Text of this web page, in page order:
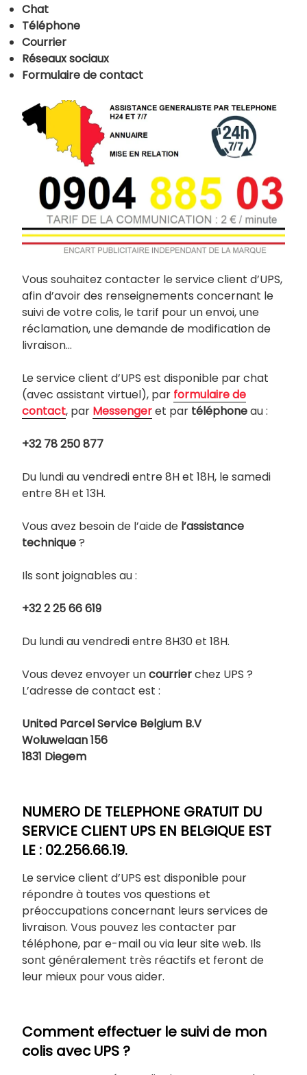
Chat
Téléphone
Courrier
Réseaux sociaux
Formulaire de contact
Vous souhaitez contacter le service client d’UPS,
afin d’avoir des renseignements concernant le
suivi de votre colis, le tarif pour un envoi, une
réclamation, une demande de modification de
livraison…
Le service client d’UPS est disponible par chat
(avec assistant virtuel), par formulaire de
contact, par Messengeret par téléphoneau :
+32 78 250 877
Du lundi au vendredi entre 8H et 18H, le samedi
entre 8H et 13H.
Vous avez besoin de l’aide de l’assistance
technique?
Ils sont joignables au :
+32 2 25 66 619
Du lundi au vendredi entre 8H30 et 18H.
Vous devez envoyer uncourrierchez UPS ?
L’adresse de contact est :
United Parcel Service Belgium B.V
Woluwelaan 156
1831 Diegem
NUMERO DE TELEPHONE GRATUIT DU
SERVICE CLIENT UPS EN BELGIQUE EST
LE : 02.256.66.19.
Le service client d’UPS est disponible pour
répondre à toutes vos questions et
préoccupations concernant leurs services de
livraison. Vous pouvez les contacter par
téléphone, par e-mail ou via leur site web. Ils
sont généralement très réactifs et feront de
leur mieux pour vous aider.
Comment effectuer le suivi de mon
colis avec UPS ?